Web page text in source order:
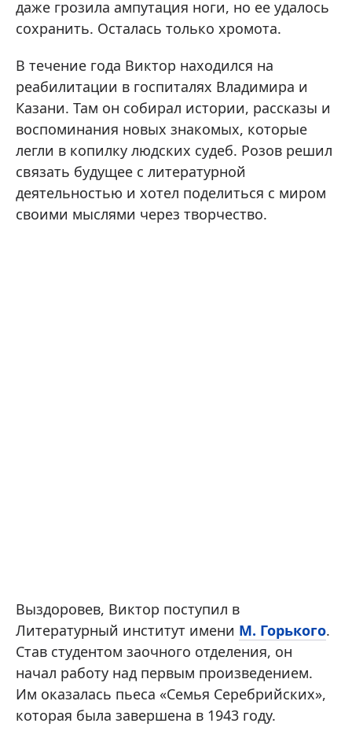
даже грозила ампутация ноги, но ее удалось
сохранить. Осталась только хромота.
В течение года Виктор находился на
реабилитации в госпиталях Владимира и
Казани. Там он собирал истории, рассказы и
воспоминания новых знакомых, которые
легли в копилку людских судеб. Розов решил
связать будущее с литературной
деятельностью и хотел поделиться с миром
своими мыслями через творчество.
Выздоровев, Виктор поступил в
Литературный институт имени М. Горького.
Став студентом заочного отделения, он
начал работу над первым произведением.
Им оказалась пьеса «Семья Серебрийских»,
которая была завершена в 1943 году.